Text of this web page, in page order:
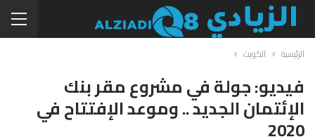
الرئيسية الكويت
فيديو: جولة في مشروع مقر بنك
الإئتمان الجديد .. وموعد الإفتتاح في
2020